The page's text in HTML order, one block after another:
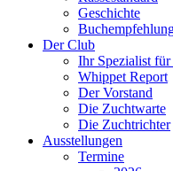
Geschichte
Der Club
Ihr Spezialist
Whippet Report
Der Vorstand
Die Zuchtwarte
Die Zuchtrichter
Ausstellungen
Termine